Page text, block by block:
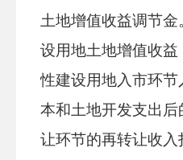
土地增值收益调节金
设用地土地增值收
性建设用地入市环
本和土地开发支出
让环节的再转让收